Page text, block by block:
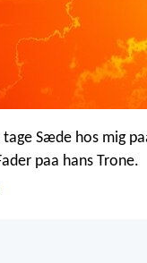
Sæde hos mig
paa hans Trone.